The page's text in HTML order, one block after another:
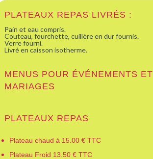
PLATEAUX REPAS LIVRÉS :
Pain et eau compris.
Couteau, fourchette, cuillère en dur fournis.
Verre fourni.
Livré en caisson isotherme.
MENUS POUR ÉVÉNEMENTS ET
MARIAGES
PLATEAUX REPAS
Plateau chaud à 15.00 € TTC
Plateau Froid 13.50 € TTC